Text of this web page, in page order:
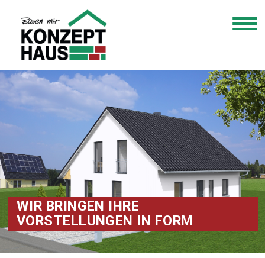
WIR BRINGEN IHRE
VORSTELLUNGEN IN FORM